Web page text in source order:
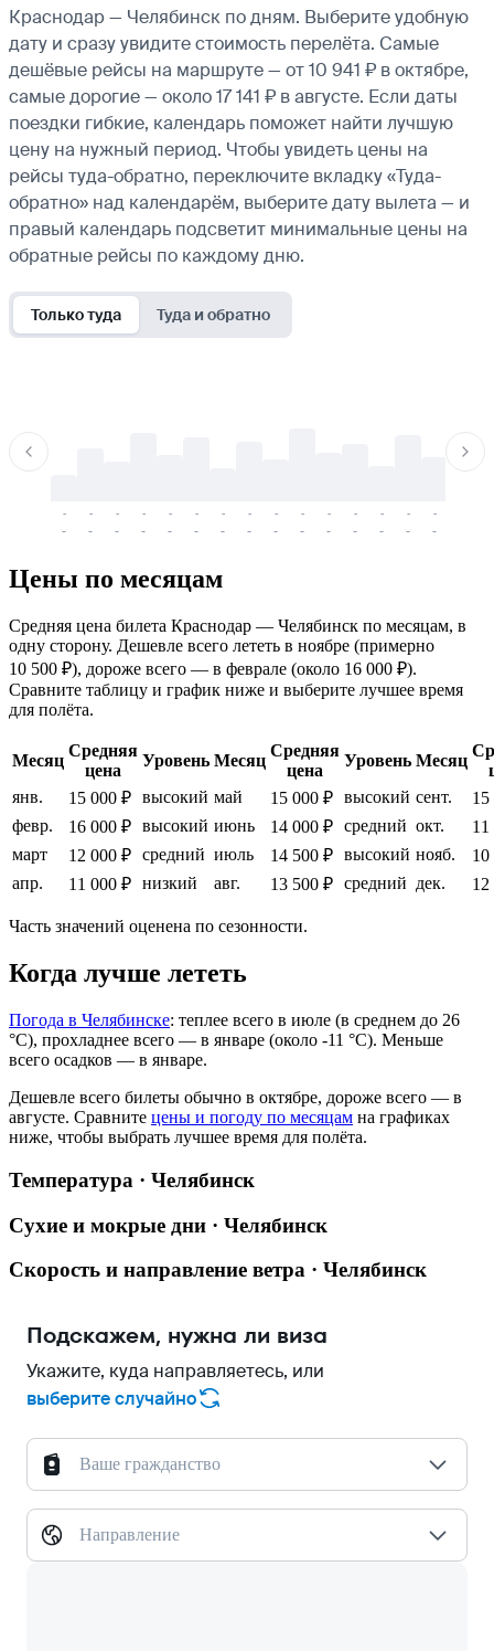
Краснодар — Челябинск по дням. Выберите удобную
дату и сразу увидите стоимость перелёта. Самые
дешёвые рейсы на маршруте — от 10 941 ₽ в октябре,
самые дорогие — около 17 141 ₽ в августе. Если даты
поездки гибкие, календарь поможет найти лучшую
цену на нужный период. Чтобы увидеть цены на
рейсы туда-обратно, переключите вкладку «Туда-
обратно» над календарём, выберите дату вылета — и
правый календарь подсветит минимальные цены на
обратные рейсы по каждому дню.
Только туда Туда и обратно
-
-
-
-
-
-
-
-
-
-
-
-
-
-
-
-
-
-
-
-
-
-
-
-
-
-
-
-
-
-
Цены по месяцам
Средняя цена билета Краснодар — Челябинск по месяцам, в
одну сторону. Дешевле всего лететь в ноябре (примерно
10 500 ₽), дороже всего — в феврале (около 16 000 ₽).
Сравните таблицу и график ниже и выберите лучшее время
для полёта.
Месяц
Средняя
цена
Уровень Месяц
Средняя
цена
Уровень Месяц
янв.
15 000 ₽ высокий май 15 000 ₽ высокий сент.
15
февр.
16 000 ₽ высокий июнь 14 000 ₽ средний окт.
11
март
12 000 ₽ средний июль 14 500 ₽ высокий нояб.
10
апр.
11 000 ₽ низкий авг. 13 500 ₽ средний дек. 12
Часть значений оценена по сезонности.
Когда лучше лететь
Погода в Челябинске: теплее всего в июле (в среднем до 26
°C), прохладнее всего — в январе (около -11 °C). Меньше
всего осадков — в январе.
Дешевле всего билеты обычно в октябре, дороже всего — в
августе. Сравните цены и погоду по месяцам на графиках
ниже, чтобы выбрать лучшее время для полёта.
Температура · Челябинск
Сухие и мокрые дни · Челябинск
Скорость и направление ветра · Челябинск
Подскажем, нужна ли виза
Укажите, куда направляетесь, или
выберите случайно
Ваше гражданство
Направление